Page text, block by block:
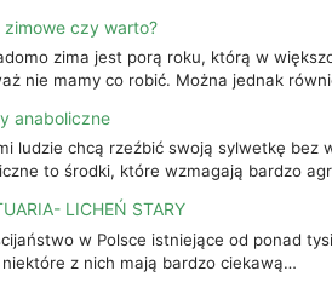
zimowe czy warto?
zima jest porą roku, którą w
nie mamy co robić. Można jednak
anaboliczne
ludzie chcą rzeźbić swoją sylwetkę bez
to środki, które wzmagają bardzo
LICHEŃ STARY
w Polsce istniejące od ponad
z nich mają bardzo ciekawą…